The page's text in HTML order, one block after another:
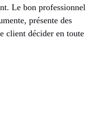
Le bon professionnel
présente des
client décider en toute